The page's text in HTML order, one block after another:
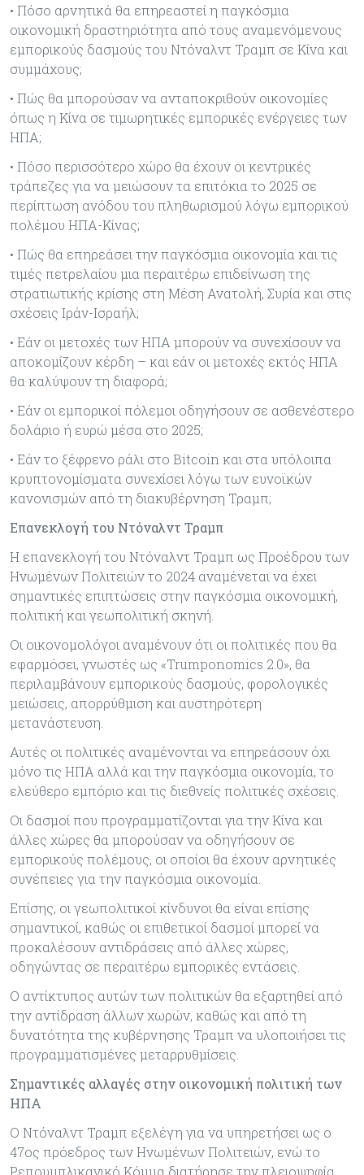
• Πόσο αρνητικά θα επηρεαστεί η παγκόσµια
οικονοµική δραστηριότητα από τους αναµενόµενους
εµπορικούς δασµούς του Ντόναλντ Τραµπ σε Κίνα και
συµµάχους;
• Πώς θα µπορούσαν να ανταποκριθούν οικονοµίες
όπως η Κίνα σε τιµωρητικές εµπορικές ενέργειες των
ΗΠΑ;
• Πόσο περισσότερο χώρο θα έχουν οι κεντρικές
τράπεζες για να µειώσουν τα επιτόκια το 2025 σε
περίπτωση ανόδου του πληθωρισµού λόγω εµπορικού
πολέµου ΗΠΑ-Κίνας;
• Πώς θα επηρεάσει την παγκόσµια οικονοµία και τις
τιµές πετρελαίου µια περαιτέρω επιδείνωση της
στρατιωτικής κρίσης στη Μέση Ανατολή, Συρία και στις
σχέσεις Ιράν-Ισραήλ;
• Εάν οι µετοχές των ΗΠΑ µπορούν να συνεχίσουν να
αποκοµίζουν κέρδη – και εάν οι µετοχές εκτός ΗΠΑ
θα καλύψουν τη διαφορά;
• Εάν οι εµπορικοί πόλεµοι οδηγήσουν σε ασθενέστερο
δολάριο ή ευρώ µέσα στο 2025;
• Εάν το ξέφρενο ράλι στο Bitcoin και στα υπόλοιπα
κρυπτονοµίσµατα συνεχίσει λόγω των ευνοϊκών
κανονισµών από τη διακυβέρνηση Τραµπ;
Επανεκλογή του Ντόναλντ Τραμπ
Η επανεκλογή του Ντόναλντ Τραµπ ως Προέδρου των
Ηνωµένων Πολιτειών το 2024 αναµένεται να έχει
σηµαντικές επιπτώσεις στην παγκόσµια οικονοµική,
πολιτική και γεωπολιτική σκηνή.
Οι οικονοµολόγοι αναµένουν ότι οι πολιτικές που θα
εφαρµόσει, γνωστές ως «Trumponomics 2.0», θα
περιλαµβάνουν εµπορικούς δασµούς, φορολογικές
µειώσεις, απορρύθµιση και αυστηρότερη
µετανάστευση.
Αυτές οι πολιτικές αναµένονται να επηρεάσουν όχι
µόνο τις ΗΠΑ αλλά και την παγκόσµια οικονοµία, το
ελεύθερο εµπόριο και τις διεθνείς πολιτικές σχέσεις.
Οι δασµοί που προγραµµατίζονται για την Κίνα και
άλλες χώρες θα µπορούσαν να οδηγήσουν σε
εµπορικούς πολέµους, οι οποίοι θα έχουν αρνητικές
συνέπειες για την παγκόσµια οικονοµία.
Επίσης, οι γεωπολιτικοί κίνδυνοι θα είναι επίσης
σηµαντικοί, καθώς οι επιθετικοί δασµοί µπορεί να
προκαλέσουν αντιδράσεις από άλλες χώρες,
οδηγώντας σε περαιτέρω εµπορικές εντάσεις.
Ο αντίκτυπος αυτών των πολιτικών θα εξαρτηθεί από
την αντίδραση άλλων χωρών, καθώς και από τη
δυνατότητα της κυβέρνησης Τραµπ να υλοποιήσει τις
προγραµµατισµένες µεταρρυθµίσεις.
Σημαντικές αλλαγές στην οικονομική πολιτική των
ΗΠΑ
Ο Ντόναλντ Τραµπ εξελέγη για να υπηρετήσει ως ο
47ος πρόεδρος των Ηνωµένων Πολιτειών, ενώ το
Ρεπουµπλικανικό Κόµµα διατήρησε την πλειοψηφία